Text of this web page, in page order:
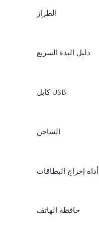
الطراز
دليل البدء السريع
كابل USB
الشاحن
أداة إخراج البطاقات
حافظة الهاتف